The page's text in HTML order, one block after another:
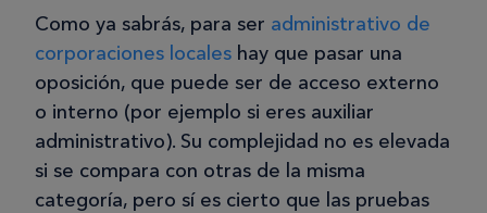
Como ya sabrás, para ser administrativo de
corporaciones locales hay que pasar una
oposición, que puede ser de acceso externo
o interno (por ejemplo si eres auxiliar
administrativo). Su complejidad no es elevada
si se compara con otras de la misma
categoría, pero sí es cierto que las pruebas